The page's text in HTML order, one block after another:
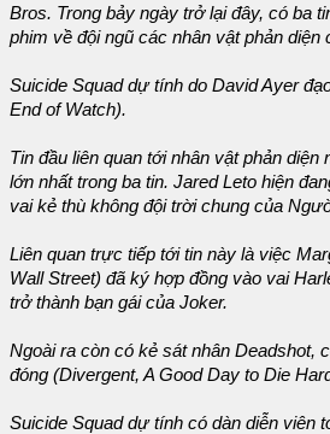
Bros. Trong bảy ngày trở lại đây, có ba
phim về đội ngũ các nhân vật phản diện
Suicide Squaddự tính do David Ayer
End of Watch).
Tin đầu liên quan tới nhân vật phản diện
lớn nhất trong ba tin. Jared Leto hiện
vai kẻ thù không đội trời chung của
Liên quan trực tiếp tới tin này là việc
Wall Street) đã ký hợp đồng vào vai
trở thành bạn gái của Joker.
Ngoài ra còn có kẻ sát nhân Deadshot,
đóng (Divergent, A Good Day to Die
Suicide Squaddự tính có dàn diễn viên